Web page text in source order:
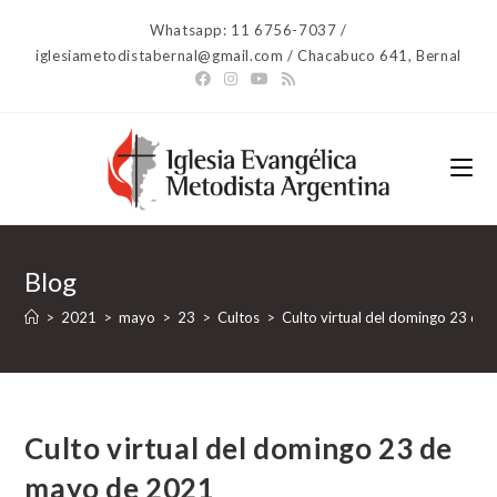
contenido
Whatsapp: 11 6756-7037 /
iglesiametodistabernal@gmail.com / Chacabuco 641, Bernal
Blog
> 2021 > mayo > 23 > Cultos > Culto virtual del domingo 23 de
Culto virtual del domingo 23 de
mayo de 2021